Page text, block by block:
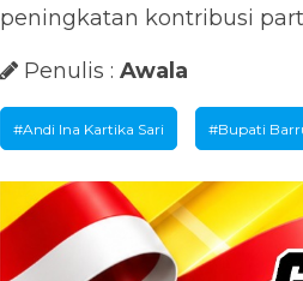
peningkatan kontribusi
Penulis : Awala
#Andi Ina Kartika Sari #Bupati